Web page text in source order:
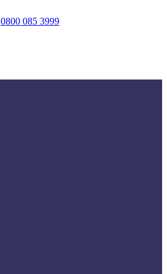
0800 085 3999